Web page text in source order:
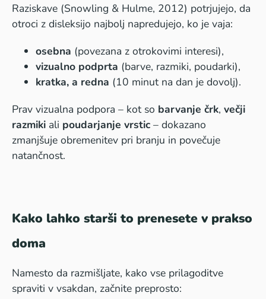
Raziskave (Snowling & Hulme, 2012) potrjujejo, da
otroci z disleksijo najbolj napredujejo, ko je vaja:
osebna (povezana z otrokovimi interesi),
vizualno podprta (barve, razmiki, poudarki),
kratka, a redna (10 minut na dan je dovolj).
Prav vizualna podpora – kot so barvanje črk, večji
razmiki ali poudarjanje vrstic – dokazano
zmanjšuje obremenitev pri branju in povečuje
natančnost.
Kako lahko starši to prenesete v prakso
doma
Namesto da razmišljate, kako vse prilagoditve
spraviti v vsakdan, začnite preprosto: